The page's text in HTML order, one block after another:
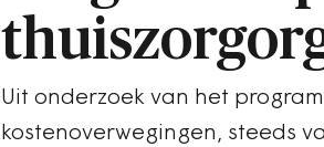
Uit onderzoek van het
kostenoverwegingen, steeds